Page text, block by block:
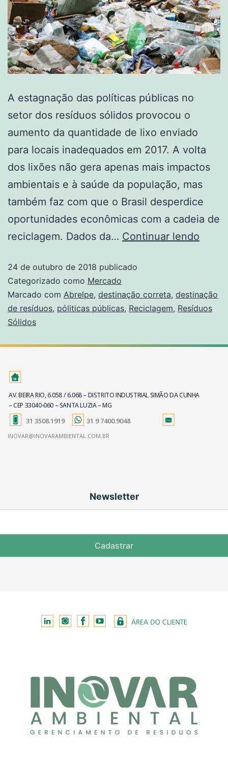
A estagnação das políticas públicas no
setor dos resíduos sólidos provocou o
aumento da quantidade de lixo enviado
para locais inadequados em 2017. A volta
dos lixões não gera apenas mais impactos
ambientais e à saúde da população, mas
também faz com que o Brasil desperdice
oportunidades econômicas com a cadeia de
reciclagem. Dados da… Continuar lendo
24 de outubro de 2018 publicado
Categorizado como Mercado
Marcado com Abrelpe, destinação correta, destinação
de resíduos, póliticas públicas, Reciclagem, Resíduos
Sólidos
AV. BEIRA RIO, 6.058 / 6.068 – DISTRITO INDUSTRIAL SIMÃO DA CUNHA
– CEP 33040-060 – SANTA LUZIA – MG
31 3508.1919 31 9 7400.9048
INOVAR@INOVARAMBIENTAL.COM.BR
Newsletter
Cadastrar